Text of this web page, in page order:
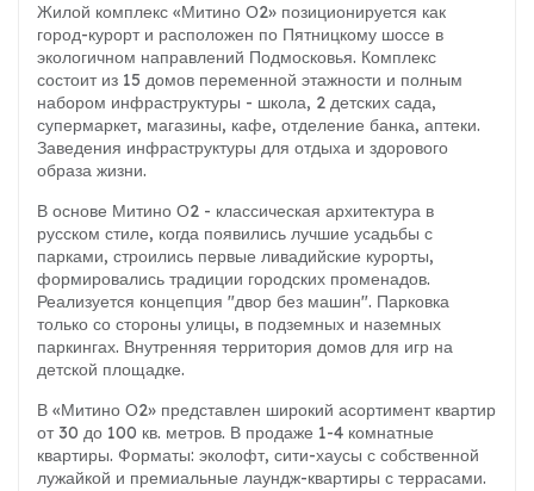
Жилой комплекс «Митино О2» позиционируется как
город-курорт и расположен по Пятницкому шоссе в
экологичном направлений Подмосковья. Комплекс
состоит из 15 домов переменной этажности и полным
набором инфраструктуры - школа, 2 детских сада,
супермаркет, магазины, кафе, отделение банка, аптеки.
Заведения инфраструктуры для отдыха и здорового
образа жизни.
В основе Митино О2 - классическая архитектура в
русском стиле, когда появились лучшие усадьбы с
парками, строились первые ливадийские курорты,
формировались традиции городских променадов.
Реализуется концепция "двор без машин". Парковка
только со стороны улицы, в подземных и наземных
паркингах. Внутренняя территория домов для игр на
детской площадке.
В «Митино О2» представлен широкий асортимент квартир
от 30 до 100 кв. метров. В продаже 1-4 комнатные
квартиры. Форматы: эколофт, сити-хаусы с собственной
лужайкой и премиальные лаундж-квартиры с террасами.